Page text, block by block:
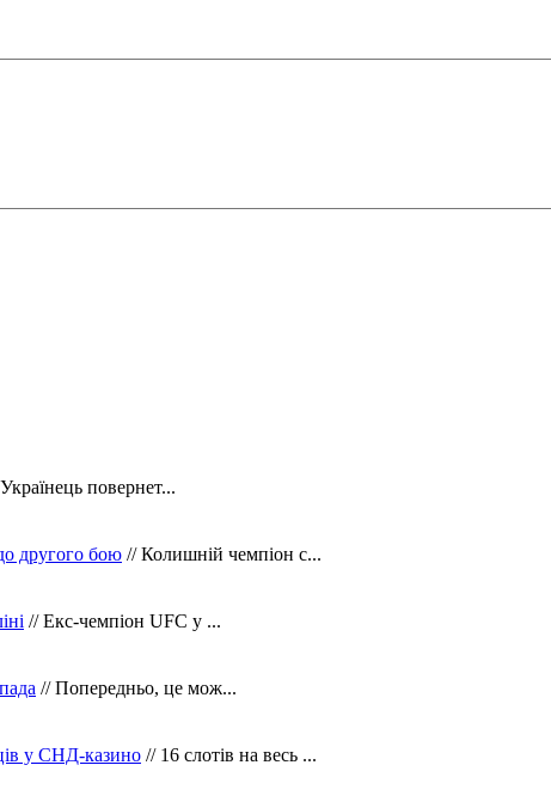
повернет...
другого бою // Колишній чемпіон с...
// Екс-чемпіон UFC у ...
// Попередньо, це мож...
у СНД-казино // 16 слотів на весь ...